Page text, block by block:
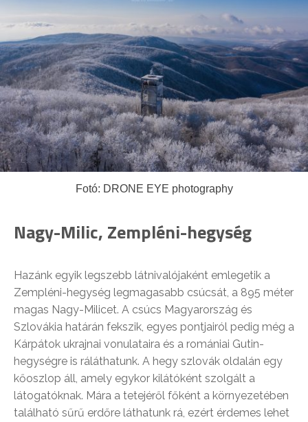
Fotó: DRONE EYE photography
Nagy-Milic, Zempléni-hegység
Hazánk egyik legszebb látnivalójaként emlegetik a
Zempléni-hegység legmagasabb csúcsát, a 895 méter
magas Nagy-Milicet. A csúcs Magyarország és
Szlovákia határán fekszik, egyes pontjairól pedig még a
Kárpátok ukrajnai vonulataira és a romániai Gutin-
hegységre is ráláthatunk. A hegy szlovák oldalán egy
kőoszlop áll, amely egykor kilátóként szolgált a
látogatóknak. Mára a tetejéről főként a környezetében
található sűrű erdőre láthatunk rá, ezért érdemes lehet